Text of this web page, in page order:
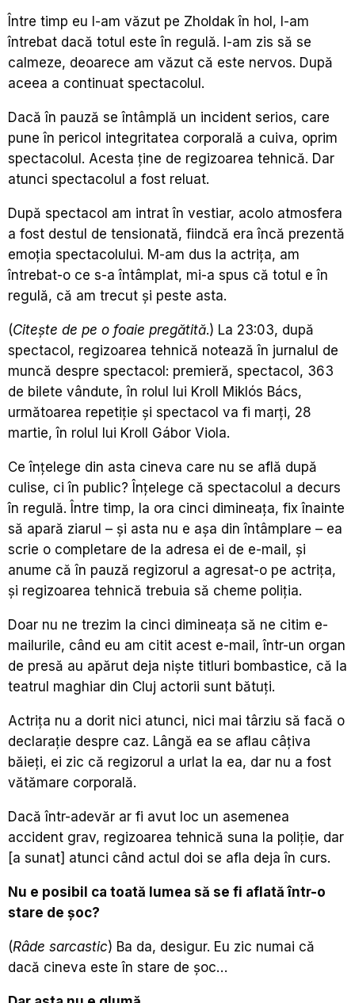
Între timp eu l-am văzut pe Zholdak în hol, l-am
întrebat dacă totul este în regulă. I-am zis să se
calmeze, deoarece am văzut că este nervos. După
aceea a continuat spectacolul.
Dacă în pauză se întâmplă un incident serios, care
pune în pericol integritatea corporală a cuiva, oprim
spectacolul. Acesta ține de regizoarea tehnică. Dar
atunci spectacolul a fost reluat.
După spectacol am intrat în vestiar, acolo atmosfera
a fost destul de tensionată, fiindcă era încă prezentă
emoția spectacolului. M-am dus la actrița, am
întrebat-o ce s-a întâmplat, mi-a spus că totul e în
regulă, că am trecut și peste asta.
(Citește de pe o foaie pregătită.) La 23:03, după
spectacol, regizoarea tehnică notează în jurnalul de
muncă despre spectacol: premieră, spectacol, 363
de bilete vândute, în rolul lui Kroll Miklós Bács,
următoarea repetiție și spectacol va fi marți, 28
martie, în rolul lui Kroll Gábor Viola.
Ce înțelege din asta cineva care nu se află după
culise, ci în public? Înțelege că spectacolul a decurs
în regulă. Între timp, la ora cinci dimineața, fix înainte
să apară ziarul – și asta nu e așa din întâmplare – ea
scrie o completare de la adresa ei de e-mail, și
anume că în pauză regizorul a agresat-o pe actrița,
și regizoarea tehnică trebuia să cheme poliția.
Doar nu ne trezim la cinci dimineața să ne citim e-
mailurile, când eu am citit acest e-mail, într-un organ
de presă au apărut deja niște titluri bombastice, că la
teatrul maghiar din Cluj actorii sunt bătuți.
Actrița nu a dorit nici atunci, nici mai târziu să facă o
declarație despre caz. Lângă ea se aflau câțiva
băieți, ei zic că regizorul a urlat la ea, dar nu a fost
vătămare corporală.
Dacă într-adevăr ar fi avut loc un asemenea
accident grav, regizoarea tehnică suna la poliție, dar
[a sunat] atunci când actul doi se afla deja în curs.
Nu e posibil ca toată lumea să se fi aflată într-o
stare de șoc?
(Râde sarcastic) Ba da, desigur. Eu zic numai că
dacă cineva este în stare de șoc…